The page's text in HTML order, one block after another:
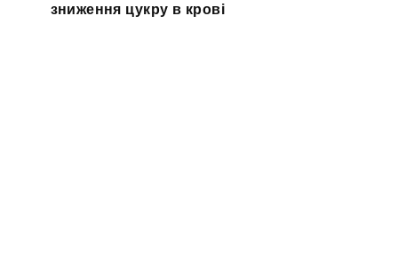
зниження цукру в крові